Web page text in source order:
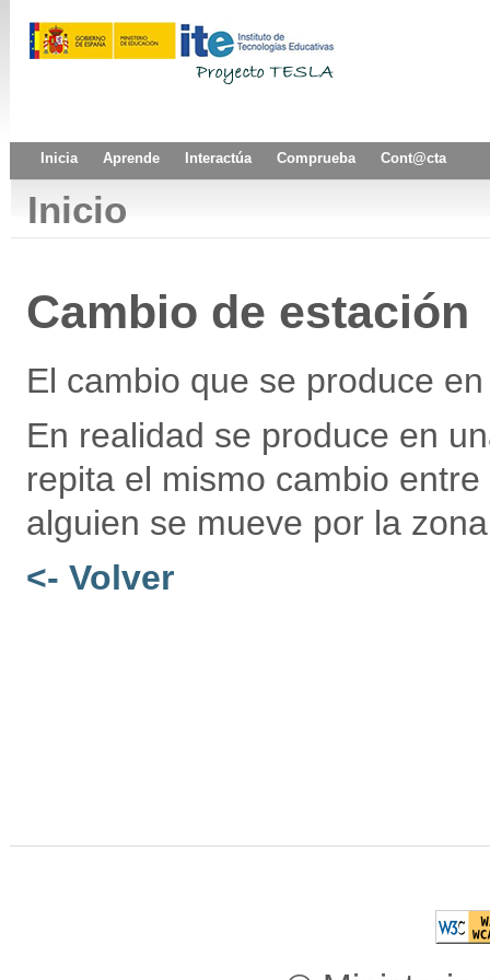
Inicia Aprende Interactúa Comprueba Cont@cta
Inicio
Cambio de estación
El cambio que se produce
En realidad se produce en
repita el mismo cambio
alguien se mueve por la
<- Volver